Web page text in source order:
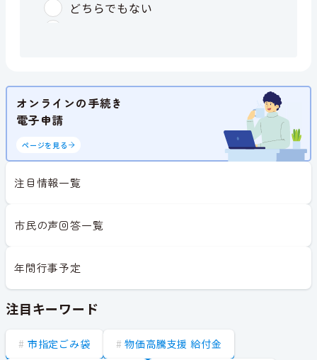
オンラインの手続き
電子申請
ページを見る
注目情報一覧
市民の声回答一覧
年間行事予定
注目キーワード
市指定ごみ袋 物価高騰支援 給付金